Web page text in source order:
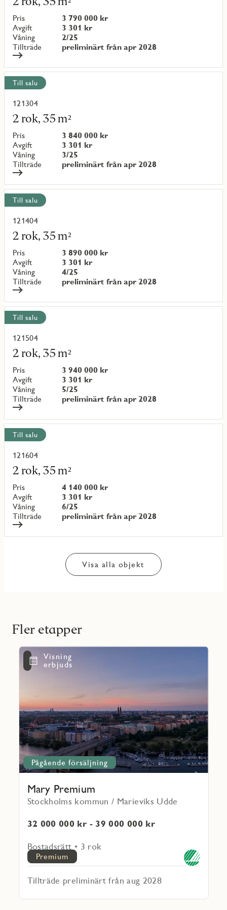
Pris
3 790 000 kr
Avgift
3 301 kr
Våning
2/25
Tillträde
preliminärt från apr 2028
om
objekt
{objectNumber}
Till salu
121304
2 rok, 35 m²
Pris
3 840 000 kr
Avgift
3 301 kr
Våning
3/25
Tillträde
preliminärt från apr 2028
Läs
mer
om
objekt
{objectNumber}
Till salu
121404
2 rok, 35 m²
Pris
3 890 000 kr
Avgift
3 301 kr
Våning
4/25
Tillträde
preliminärt från apr 2028
Läs
mer
om
objekt
{objectNumber}
Till salu
121504
2 rok, 35 m²
Pris
3 940 000 kr
Avgift
3 301 kr
Våning
5/25
Tillträde
preliminärt från apr 2028
Läs
mer
om
objekt
{objectNumber}
Till salu
121604
2 rok, 35 m²
Pris
4 140 000 kr
Avgift
3 301 kr
Våning
6/25
Tillträde
preliminärt från apr 2028
Läs
mer
om
objekt
{objectNumber}
Visa alla objekt
Fler etapper
Pågående försäljning
Mary Premium
Stockholms kommun / Marieviks Udde
32 000 000 kr - 39 000 000 kr
Bostadsrätt • 3 rok
Premium
Tillträde preliminärt från aug 2028
Visning
erbjuds
Läs
mer
om